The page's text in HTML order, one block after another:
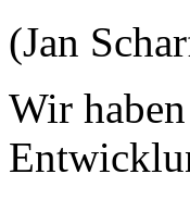
(Jan
Wir